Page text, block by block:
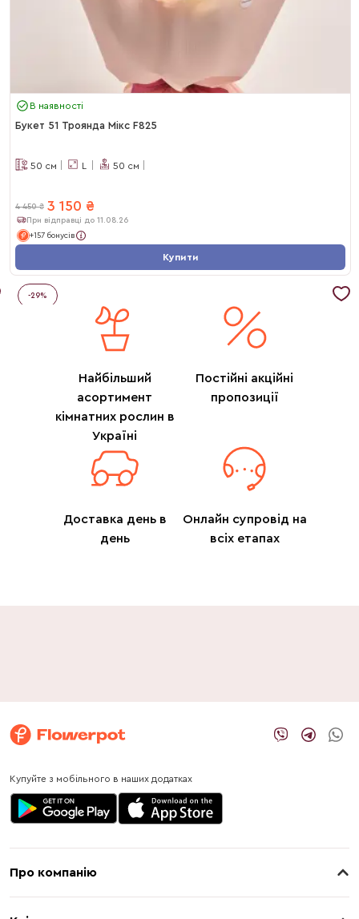
В наявності
Букет 51 Троянда Мікс F825
50 см L 50 см
4 450 ₴ 3 150 ₴
При відправці до 11.08.26
+157 бонусів
Купити
-29%
Найбільший
асортимент
кімнатних рослин в
Україні
Постійні акційні
пропозиції
Доставка день в
день
Онлайн супровід на
всіх етапах
Купуйте з мобільного в наших додатках
Про компанію